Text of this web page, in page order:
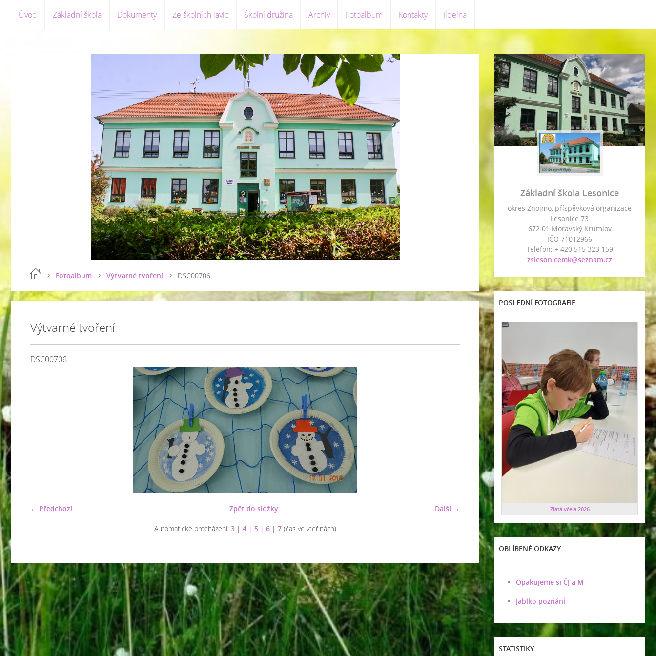
Úvod Základní škola Dokumenty Ze školních lavic Školní družina Archiv Fotoalbum Kontakty Jídelna
Fotoalbum Výtvarné tvoření DSC00706
Výtvarné tvoření
DSC00706
← Předchozí Další →
Zpět do složky
Automatické procházení: 3| 4| 5| 6| 7(čas ve vteřinách)
Základní škola Lesonice
okres Znojmo, příspěvková organizace
Lesonice 73
672 01 Moravský Krumlov
IČO 71012966
Telefon: + 420 515 323 159
zslesonicemk@seznam.cz
POSLEDNÍ FOTOGRAFIE
Zlatá včela 2026
OBLÍBENÉ ODKAZY
Opakujeme si ČJ a M
Jablko poznání
STATISTIKY